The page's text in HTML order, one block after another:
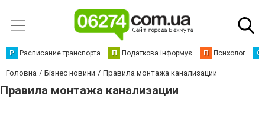
Р Расписание транспорта П Податкова інформує П Психолог С
Головна Бізнес новини Правила монтажа канализации
Правила монтажа канализации